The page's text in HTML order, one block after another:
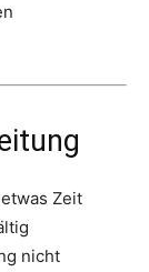
Zeit
nicht